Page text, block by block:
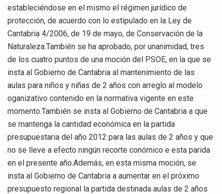
estableciéndose en el mismo el régimen jurídico de
protección, de acuerdo con lo estipulado en la Ley de
Cantabria 4/2006, de 19 de mayo, de Conservación de la
Naturaleza.También se ha aprobado, por unanimidad, tres
de los cuatro puntos de una moción del PSOE, en la que se
insta al Gobierno de Cantabria al mantenimiento de las
aulas para niños y niñas de 2 años con arreglo al modelo
oganizativo contenido en la normativa vigente en este
momento.También se insta al Gobierno de Cantabria a que
se mantenga la cantidad económica en la partida
presupuestaria del año 2012 para las aulas de 2 años y que
no se lleve a efecto ningún recorte conómico e esta parida
en el presente año.Además, en esta misma moción, se
insta al Gobierno de Cantabria a aumentar en el próximo
presupuesto regional la partida destinada aulas de 2 años